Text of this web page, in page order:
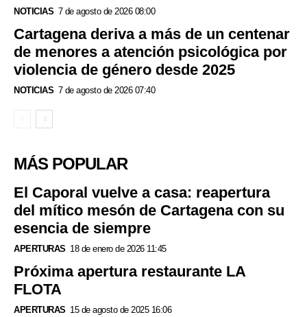
NOTICIAS 7 de agosto de 2026 08:00
Cartagena deriva a más de un centenar
de menores a atención psicológica por
violencia de género desde 2025
NOTICIAS 7 de agosto de 2026 07:40
MÁS POPULAR
El Caporal vuelve a casa: reapertura
del mítico mesón de Cartagena con su
esencia de siempre
APERTURAS 18 de enero de 2026 11:45
Próxima apertura restaurante LA
FLOTA
APERTURAS 15 de agosto de 2025 16:06